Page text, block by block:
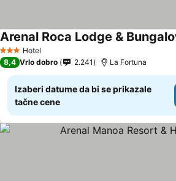
3 Zvezdice
Hotel
Arenal Roca Lodge &
8,4 Vrlo dobro 2.241 La Fortuna
Izaberi datume da bi se prikazale
tačne cene